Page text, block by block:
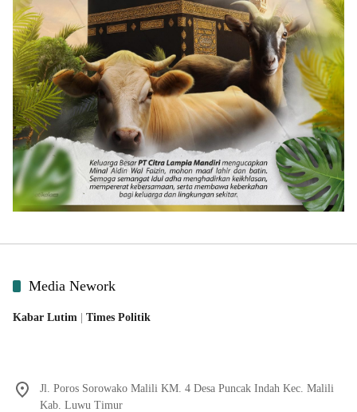
Media Nework
Kabar Lutim Times Politik
Jl. Poros Sorowako Malili KM. 4 Desa Puncak Indah Kec. Malili
Kab. Luwu Timur